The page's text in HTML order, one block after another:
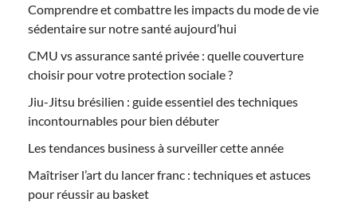
Comprendre et combattre les impacts du mode de vie
sédentaire sur notre santé aujourd’hui
CMU vs assurance santé privée : quelle couverture
choisir pour votre protection sociale ?
Jiu-Jitsu brésilien : guide essentiel des techniques
incontournables pour bien débuter
Les tendances business à surveiller cette année
Maîtriser l’art du lancer franc : techniques et astuces
pour réussir au basket